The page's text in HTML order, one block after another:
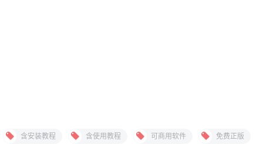
含安装教程 含使用教程 可商用软件 免费正版